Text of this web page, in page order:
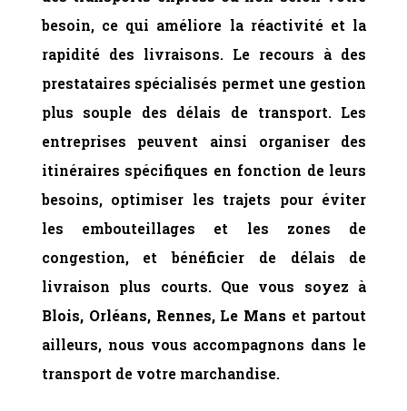
besoin, ce qui améliore la réactivité et la
rapidité des livraisons. Le recours à des
prestataires spécialisés permet une gestion
plus souple des délais de transport. Les
entreprises peuvent ainsi organiser des
itinéraires spécifiques en fonction de leurs
besoins, optimiser les trajets pour éviter
les embouteillages et les zones de
congestion, et bénéficier de délais de
livraison plus courts. Que vous soyez à
Blois, Orléans, Rennes, Le Mans et partout
ailleurs, nous vous accompagnons dans le
transport de votre marchandise.